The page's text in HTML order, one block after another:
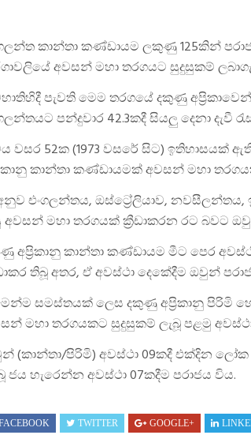
කාන්තා කණ්ඩායම ලකුණු 125කින්
අවසන් මහා තරගයට සුදුසුකම්
පැවති මෙම තරගයේ දකුණු
පන්දුවාර 42.3කදී සියලු දෙනා
වසර 52ක (1973 වසරේ සිට)
කාන්තා කණ්ඩායමක් අවසන් මහා
එංගලන්තය, ඔස්ට්‍රේලියාව,
අවසන් මහා තරගයක් ක්‍රීඩාකරන රට බවට
අප්‍රිකානු කාන්තා කණ්ඩායම මීට පෙර
තිබූ අතර, ඒ අවස්ථා දෙකේදීම ඔවුන්
සමස්තයක් ලෙස දකුණු අප්‍රිකානු පිරිමි
මහා තරගයකට සුදුසුකම් ලැබූ පළමු
(කාන්තා/පිරිමි) අවස්ථා 09කදී එක්දින
ජය හැරෙන්න අවස්ථා 07කදීම පරාජය විය.
TWITTER GOOGLE+